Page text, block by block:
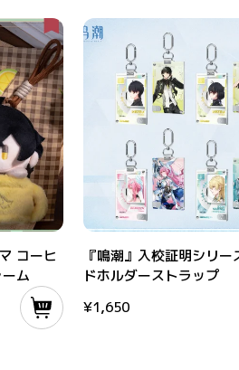
コーヒ
ム
『鳴潮』入校証明シリー
ドホルダーストラップ
¥1,650